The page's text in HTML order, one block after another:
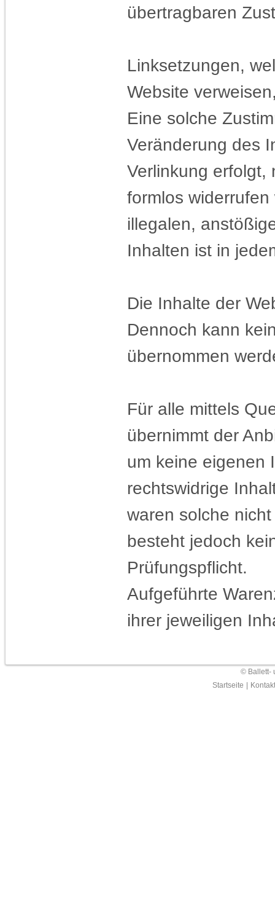
übertragbaren
Linksetzungen,
Website
Eine solche
Veränderung des
Verlinkung erfolgt,
formlos
illegalen,
Inhalten ist in
Die Inhalte der
Dennoch kann
übernommen
Für alle mittels
übernimmt der
um keine eigenen
rechtswidrige
waren solche
besteht jedoch
Prüfungspflicht.
Aufgeführte
ihrer jeweiligen
© Ballett-
Startseite
Kontakt